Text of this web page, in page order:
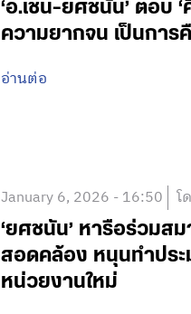
‘อ.เชน-ยศชนัน’ ตอบ
ความยากจน เป็นการ
อ่านต่อ
January 6, 2026 - 16:50 โ
‘ยศชนัน’ หารือร่วมส
สอดคล้อง หนุนทำประ
หน่วยงานใหม่